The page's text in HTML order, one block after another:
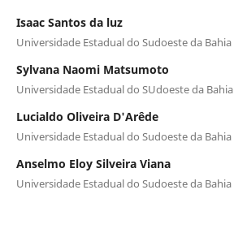
Isaac Santos da luz
Universidade Estadual do Sudoeste da Bahia
Sylvana Naomi Matsumoto
Universidade Estadual do SUdoeste da Bahia
Lucialdo Oliveira D'Arêde
Universidade Estadual do Sudoeste da Bahia
Anselmo Eloy Silveira Viana
Universidade Estadual do Sudoeste da Bahia